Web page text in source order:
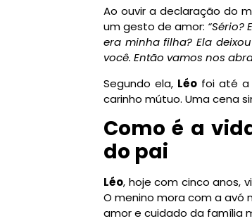
Ao ouvir a declaração do
um gesto de amor:
era minha filha? Ela
você. Então vamos nos
Segundo ela, Léo foi até a
carinho mútuo. Uma cena
Como é a
do pai
Léo, hoje com cinco anos,
O menino mora com a avó
amor e cuidado da família